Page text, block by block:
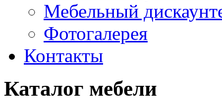
Мебельный
Фотогалерея
Контакты
Каталог мебели